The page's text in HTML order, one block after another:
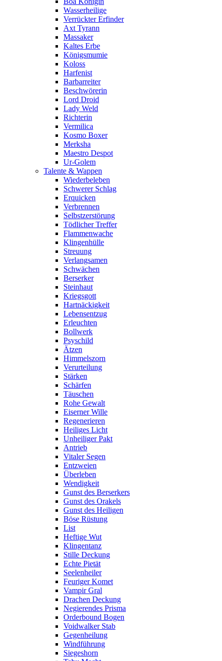
Wasserheilige
Verrückter Erfinder
Axt Tyrann
Massaker
Kaltes Erbe
Königsmumie
Koloss
Harfenist
Barbarreiter
Beschwörerin
Lord Droid
Lady Weld
Richterin
Vermilica
Kosmo Boxer
Merksha
Maestro Despot
Ur-Golem
Talente & Wappen
Wiederbeleben
Schwerer Schlag
Erquicken
Verbrennen
Selbstzerstörung
Tödlicher Treffer
Flammenwache
Klingenhülle
Streuung
Verlangsamen
Schwächen
Berserker
Steinhaut
Kriegsgott
Hartnäckigkeit
Lebensentzug
Erleuchten
Bollwerk
Psyschild
Ätzen
Himmelszorn
Verurteilung
Stärken
Schärfen
Täuschen
Rohe Gewalt
Eiserner Wille
Regenerieren
Heiliges Licht
Unheiliger Pakt
Antrieb
Vitaler Segen
Entzweien
Überleben
Wendigkeit
Gunst des Berserkers
Gunst des Orakels
Gunst des Heiligen
Böse Rüstung
List
Heftige Wut
Klingentanz
Stille Deckung
Echte Pietät
Seelenheiler
Feuriger Komet
Vampir Gral
Drachen Deckung
Negierendes Prisma
Orderbound Bogen
Voidwalker Stab
Gegenheilung
Windführung
Siegeshorn